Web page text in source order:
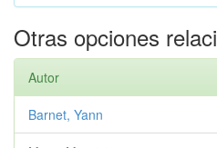
Otras opciones
Autor
Barnet, Yann